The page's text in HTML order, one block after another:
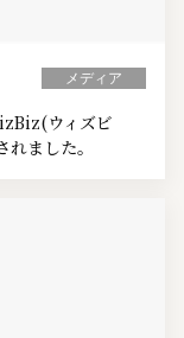
メディア
ウィズビ
ました。